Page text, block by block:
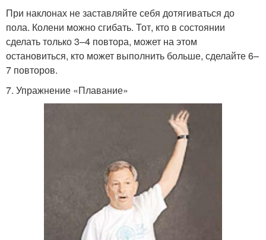
При наклонах не заставляйте себя дотягиваться до
пола. Колени можно сгибать. Тот, кто в состоянии
сделать только 3–4 повтора, может на этом
остановиться, кто может выполнить больше, сделайте 6–
7 повторов.
7. Упражнение «Плавание»